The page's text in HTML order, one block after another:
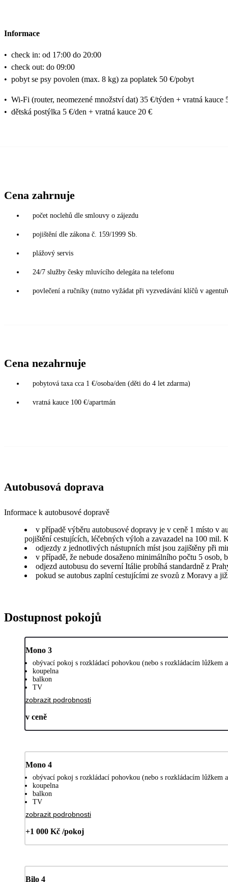
Informace
• check in: od 17:00 do 20:00
• check out: do 09:00
• pobyt se psy povolen (max. 8 kg) za poplatek 50 €/pobyt
• Wi-Fi (router, neomezené množství dat) 35 €/týden + vratná kauce
• dětská postýlka 5 €/den + vratná kauce 20 €
Cena zahrnuje
počet noclehů dle smlouvy o zájezdu
pojištění dle zákona č. 159/1999 Sb.
plážový servis
24/7 služby česky mluvícího delegáta na telefonu
povlečení a ručníky (nutno vyžádat při vyzvedávání klíčů v
Cena nezahrnuje
pobytová taxa cca 1 €/osoba/den (děti do 4 let zdarma)
vratná kauce 100 €/apartmán
Autobusová doprava
Informace k autobusové dopravě
v případě výběru autobusové dopravy je v ceně 1 místo v
pojištění cestujících, léčebných výloh a zavazadel na 100 mil.
odjezdy z jednotlivých nástupních míst jsou zajištěny při
v případě, že nebude dosaženo minimálního počtu 5 osob,
odjezd autobusu do severní Itálie probíhá standardně z
pokud se autobus zaplní cestujícími ze svozů z Moravy a
Dostupnost pokojů
Mono 3
obývací pokoj s rozkládací pohovkou (nebo s rozkládacím lůžkem
koupelna
balkon
TV
zobrazit podrobnosti
v ceně
Mono 4
obývací pokoj s rozkládací pohovkou (nebo s rozkládacím lůžkem
koupelna
balkon
TV
zobrazit podrobnosti
+1 000 Kč /pokoj
Bilo 4